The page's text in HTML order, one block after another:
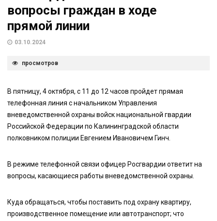
вопросы граждан в ходе
прямой линии
03.10.2024
просмотров
В пятницу, 4 октября, с 11 до 12 часов пройдет прямая
телефонная линия с начальником Управления
вневедомственной охраны войск национальной гвардии
Российской Федерации по Калининградской области
полковником полиции Евгением Ивановичем Гинч.
В режиме телефонной связи офицер Росгвардии ответит на
вопросы, касающиеся работы вневедомственной охраны.
Куда обращаться, чтобы поставить под охрану квартиру,
производственное помещение или автотранспорт; что